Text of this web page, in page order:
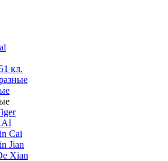
кл.
Cai
Jian
Xian